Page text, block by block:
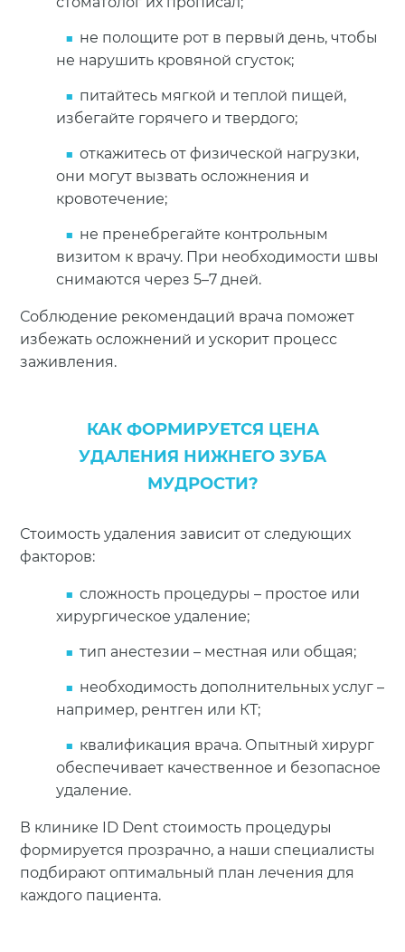
не полощите рот в первый день, чтобы
не нарушить кровяной сгусток;
питайтесь мягкой и теплой пищей,
избегайте горячего и твердого;
откажитесь от физической нагрузки,
они могут вызвать осложнения и
кровотечение;
не пренебрегайте контрольным
визитом к врачу. При необходимости швы
снимаются через 5–7 дней.
Соблюдение рекомендаций врача поможет
избежать осложнений и ускорит процесс
заживления.
КАК ФОРМИРУЕТСЯ ЦЕНА
УДАЛЕНИЯ НИЖНЕГО ЗУБА
МУДРОСТИ?
Стоимость удаления зависит от следующих
факторов:
сложность процедуры – простое или
хирургическое удаление;
тип анестезии – местная или общая;
необходимость дополнительных услуг –
например, рентген или КТ;
квалификация врача. Опытный хирург
обеспечивает качественное и безопасное
удаление.
В клинике ID Dent стоимость процедуры
формируется прозрачно, а наши специалисты
подбирают оптимальный план лечения для
каждого пациента.